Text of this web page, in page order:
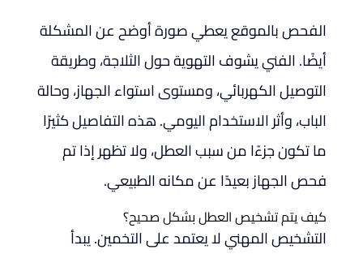
الفحص بالموقع يعطي صورة أوضح عن المشكلة
أيضًا. الفني يشوف التهوية حول الثلاجة، وطريقة
التوصيل الكهربائي، ومستوى استواء الجهاز، وحالة
الباب، وأثر الاستخدام اليومي. هذه التفاصيل كثيرًا
ما تكون جزءًا من سبب العطل، ولا تظهر إذا تم
فحص الجهاز بعيدًا عن مكانه الطبيعي.
كيف يتم تشخيص العطل بشكل صحيح؟
التشخيص المهني لا يعتمد على التخمين. يبدأ